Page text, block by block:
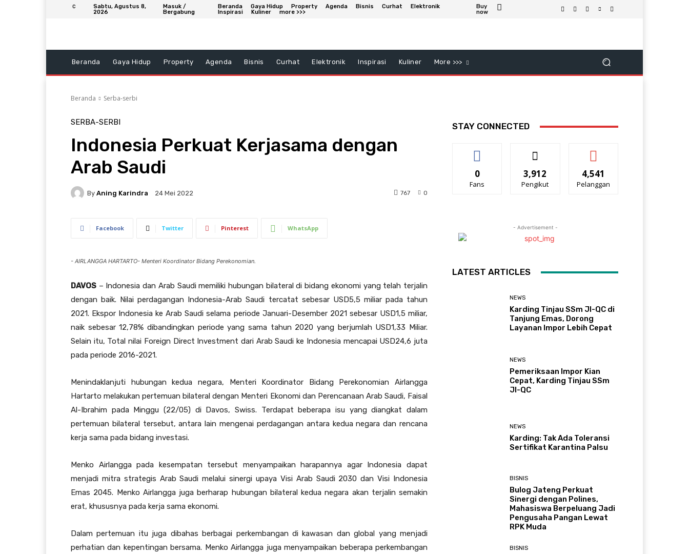
C
Sabtu, Agustus 8,
2026
Masuk /
Bergabung
Beranda Gaya Hidup Property Agenda Bisnis Curhat
Elektronik
Inspirasi
Kuliner more >>>
Buy
now
Beranda Gaya Hidup Property Agenda Bisnis Curhat Elektronik Inspirasi Kuliner More >>>
Beranda Serba-serbi
SERBA-SERBI
Indonesia Perkuat Kerjasama dengan
Arab Saudi
By Aning Karindra 24 Mei 2022 0
767
Facebook Twitter Pinterest WhatsApp
- AIRLANGGA HARTARTO- Menteri Koordinator Bidang Perekonomian.
DAVOS – Indonesia dan Arab Saudi memiliki hubungan bilateral di bidang ekonomi yang telah terjalin
dengan baik. Nilai perdagangan Indonesia-Arab Saudi tercatat sebesar USD5,5 miliar pada tahun
2021. Ekspor Indonesia ke Arab Saudi selama periode Januari-Desember 2021 sebesar USD1,5 miliar,
naik sebesar 12,78% dibandingkan periode yang sama tahun 2020 yang berjumlah USD1,33 Miliar.
Selain itu, Total nilai Foreign Direct Investment dari Arab Saudi ke Indonesia mencapai USD24,6 juta
pada periode 2016-2021.
Menindaklanjuti hubungan kedua negara, Menteri Koordinator Bidang Perekonomian Airlangga
Hartarto melakukan pertemuan bilateral dengan Menteri Ekonomi dan Perencanaan Arab Saudi, Faisal
Al-Ibrahim pada Minggu (22/05) di Davos, Swiss. Terdapat beberapa isu yang diangkat dalam
pertemuan bilateral tersebut, antara lain mengenai perdagangan antara kedua negara dan rencana
kerja sama pada bidang investasi.
Menko Airlangga pada kesempatan tersebut menyampaikan harapannya agar Indonesia dapat
menjadi mitra strategis Arab Saudi melalui sinergi upaya Visi Arab Saudi 2030 dan Visi Indonesia
Emas 2045. Menko Airlangga juga berharap hubungan bilateral kedua negara akan terjalin semakin
erat, khususnya pada kerja sama ekonomi.
Dalam pertemuan itu juga dibahas berbagai perkembangan di kawasan dan global yang menjadi
perhatian dan kepentingan bersama. Menko Airlangga juga menyampaikan beberapa perkembangan
STAY CONNECTED
0
Fans
3,912
Pengikut
4,541
Pelanggan
- Advertisement -
LATEST ARTICLES
NEWS
Karding Tinjau SSm JI-QC di
Tanjung Emas, Dorong
Layanan Impor Lebih Cepat
NEWS
Pemeriksaan Impor Kian
Cepat, Karding Tinjau SSm
JI-QC
NEWS
Karding: Tak Ada Toleransi
Sertifikat Karantina Palsu
BISNIS
Bulog Jateng Perkuat
Sinergi dengan Polines,
Mahasiswa Berpeluang Jadi
Pengusaha Pangan Lewat
RPK Muda
BISNIS